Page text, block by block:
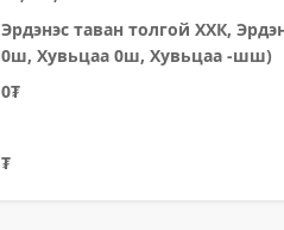
Эрдэнэс таван толгой ХХК,
0ш, Хувьцаа 0ш, Хувьцаа -шш)
0₮
₮